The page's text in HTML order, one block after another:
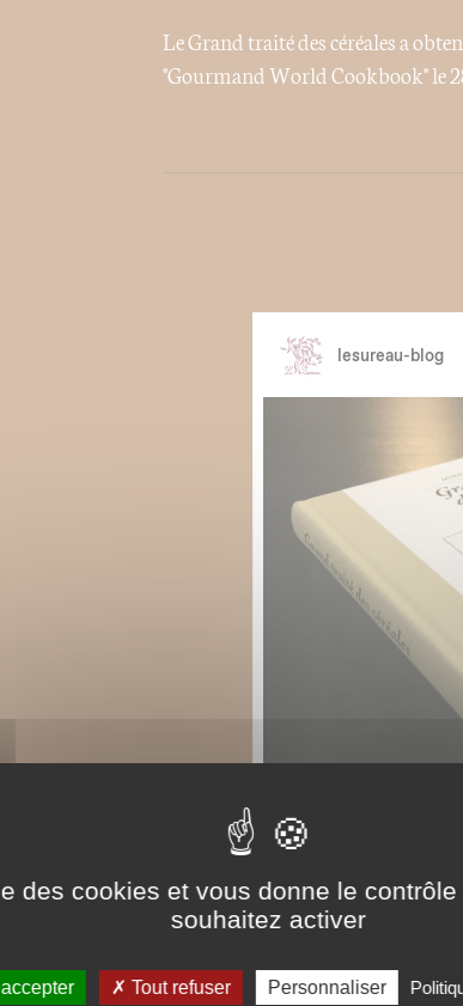
Le Grand traité des céréales a
"Gourmand World Cookbook" le
des cookies et vous donne le
souhaitez activer
Tout refuser Personnaliser